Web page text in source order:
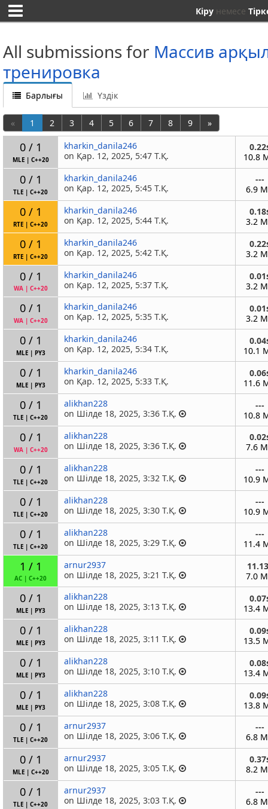
Кіру немесе
All submissions for Массив
тренировка
Барлығы Үздік
« 1 2 3 4 5 6 7 8 9 »
0 / 1
MLE| C++20
kharkin_danila246
on Қар. 12, 2025, 5:47 Т.Қ.
10.8
0 / 1
TLE | C++20
kharkin_danila246
on Қар. 12, 2025, 5:45 Т.Қ.
---
6.9
0 / 1
RTE | C++20
kharkin_danila246
on Қар. 12, 2025, 5:44 Т.Қ.
3.2
0 / 1
RTE | C++20
kharkin_danila246
on Қар. 12, 2025, 5:42 Т.Қ.
3.2
0 / 1
WA| C++20
kharkin_danila246
on Қар. 12, 2025, 5:37 Т.Қ.
3.2
0 / 1
WA| C++20
kharkin_danila246
on Қар. 12, 2025, 5:35 Т.Қ.
3.2
0 / 1
MLE| PY3
kharkin_danila246
on Қар. 12, 2025, 5:34 Т.Қ.
10.1
0 / 1
MLE| PY3
kharkin_danila246
on Қар. 12, 2025, 5:33 Т.Қ.
11.6
0 / 1
TLE | C++20
alikhan228
on Шілде 18, 2025, 3:36 Т.Қ.
---
10.8
0 / 1
WA| C++20
alikhan228
on Шілде 18, 2025, 3:36 Т.Қ.
7.6
0 / 1
TLE | C++20
alikhan228
on Шілде 18, 2025, 3:32 Т.Қ.
---
10.9
0 / 1
TLE | C++20
alikhan228
on Шілде 18, 2025, 3:30 Т.Қ.
---
10.9
0 / 1
TLE | C++20
alikhan228
on Шілде 18, 2025, 3:29 Т.Қ.
---
11.4
1 / 1
AC C++20
arnur2937
on Шілде 18, 2025, 3:21 Т.Қ.
7.0
0 / 1
MLE| PY3
alikhan228
on Шілде 18, 2025, 3:13 Т.Қ.
13.4
0 / 1
MLE| PY3
alikhan228
on Шілде 18, 2025, 3:11 Т.Қ.
13.5
0 / 1
MLE| PY3
alikhan228
on Шілде 18, 2025, 3:10 Т.Қ.
13.4
0 / 1
MLE| PY3
alikhan228
on Шілде 18, 2025, 3:08 Т.Қ.
13.8
0 / 1
TLE | C++20
arnur2937
on Шілде 18, 2025, 3:06 Т.Қ.
---
6.8
0 / 1
MLE| C++20
arnur2937
on Шілде 18, 2025, 3:05 Т.Қ.
8.2
0 / 1
TLE | C++20
arnur2937
on Шілде 18, 2025, 3:03 Т.Қ.
---
6.8